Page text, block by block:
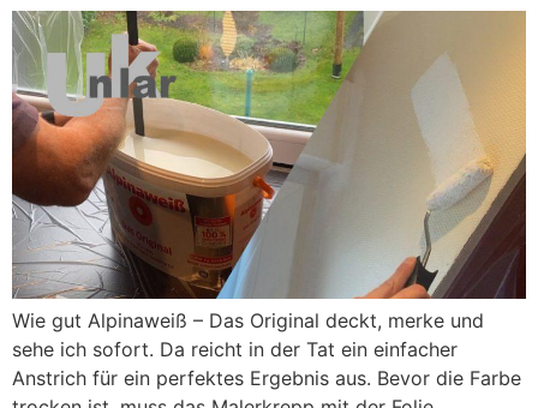
Wie gut Alpinaweiß – Das Original deckt, merke und
sehe ich sofort. Da reicht in der Tat ein einfacher
Anstrich für ein perfektes Ergebnis aus. Bevor die Farbe